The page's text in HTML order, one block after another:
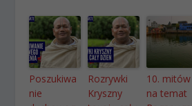
Poszukiwa
nie
Rozrywki
Kryszny
10. mitów
na temat